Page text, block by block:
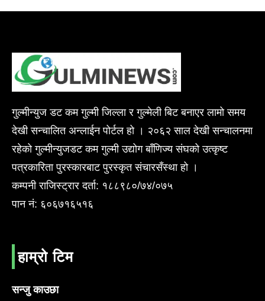
गुल्मीन्युज डट कम गुल्मी जिल्ला र गुल्मेली बिट बनाएर लामो समय
देखी सन्चालित अन्लाईन पोर्टल हो । २०६२ साल देखी सन्चालनमा
रहेको गुल्मीन्युजडट कम गुल्मी उद्योग बाँणिज्य संघको उत्कृष्ट
पत्रकारिता पुरस्कारबाट पुरस्कृत संचारसँस्था हो ।
कम्पनी राजिस्ट्रार दर्ता: १८८९८०/७४/०७५
पान नं: ६०६७१६५१६
हाम्रो टिम
सन्जु काउछा